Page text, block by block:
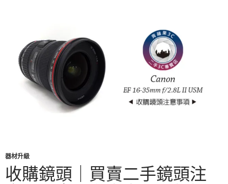
器材升級
收購鏡頭｜買賣二手鏡頭注